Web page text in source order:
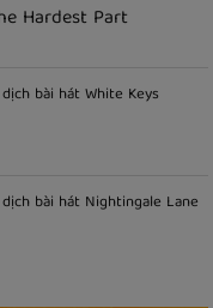
Hardest Part
bài hát White Keys
bài hát Nightingale Lane